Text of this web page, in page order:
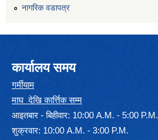
नागरिक वडापत्र
कार्यालय समय
गर्मीयाम
माघ देखि कार्त्तिक सम्म
आइतबार - बिहीवार: 10:00 A.M. - 5:00 P.M.
शुक्रवार: 10:00 A.M. - 3:00 P.M.